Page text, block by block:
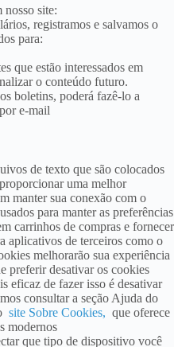
nosso site:
registramos e salvamos o
para:
que estão interessados ​​em
o conteúdo futuro.
boletins, poderá fazê-lo a
e-mail
de texto que são colocados
uma melhor
manter sua conexão com o
​​para manter as preferências
carrinhos de compras e fornecer
aplicativos de terceiros como o
melhorarão sua experiência
preferir desativar os cookies
eficaz de fazer isso é desativar
consultar a seção Ajuda do
site Sobre Cookies, que oferece
modernos
que tipo de dispositivo você